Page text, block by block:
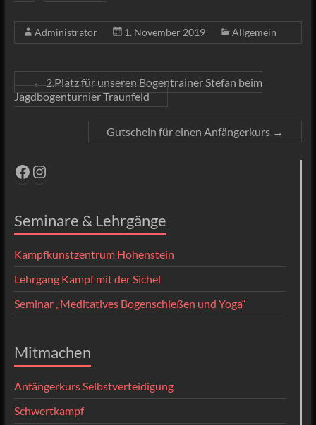
Administrator 1. November 2019 Allgemein
← 2.Platz für unseren Bogentrainer Stefan beim
Jagdbogenturnier Traunfeld
Gutschein für einen Anfängerkurs →
Facebook
Instagram
Seminare & Lehrgänge
Kampfkunstzentrum Hohenstein
Lehrgang Kampf mit der Sichel
Seminar „Meditatives Bogenschießen und Yoga“
Mitmachen
Anfängerkurs Selbstverteidigung
Schwertkampf